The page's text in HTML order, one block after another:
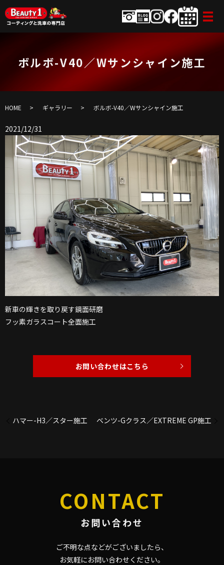
ボルボ-V40／Wサンシャイン施工
HOME ギャラリー ボルボ-V40／Wサンシャイン施工
2021/12/31
新車の輝きを取り戻す鏡面研磨
フッ素ガラスコート全面施工
お問い合わせはこちら
ハマー-H3／スター施工 ベンツ-Gクラス／EXTREME GP施工
CONTACT
お問い合わせ
ご不明な点などがございましたら、
お気軽にお問い合わせください。